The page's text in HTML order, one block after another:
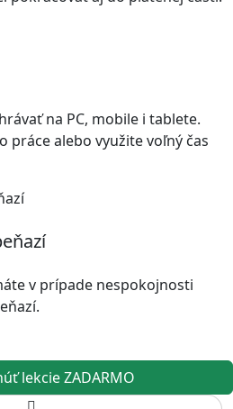
na PC, mobile i tablete.
práce alebo využite voľný čas
v prípade nespokojnosti
lekcie ZADARMO